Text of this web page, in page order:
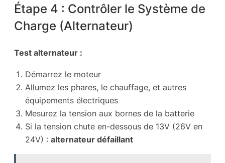
Étape 4 : Contrôler le Système de
Charge (Alternateur)
Test alternateur :
Démarrez le moteur
Allumez les phares, le chauffage, et autres
équipements électriques
Mesurez la tension aux bornes de la batterie
Si la tension chute en-dessous de 13V (26V en
24V) : alternateur défaillant